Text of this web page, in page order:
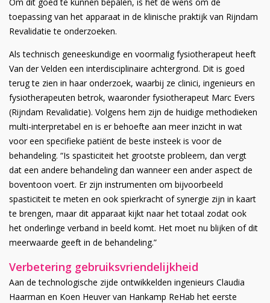
toepassing van het apparaat in de klinische praktijk van Rijndam
Revalidatie te onderzoeken.
Als technisch geneeskundige en voormalig fysiotherapeut heeft
Van der Velden een interdisciplinaire achtergrond. Dit is goed
terug te zien in haar onderzoek, waarbij ze clinici, ingenieurs en
fysiotherapeuten betrok, waaronder fysiotherapeut Marc Evers
(Rijndam Revalidatie). Volgens hem zijn de huidige methodieken
multi-interpretabel en is er behoefte aan meer inzicht in wat
voor een specifieke patiënt de beste insteek is voor de
behandeling. “Is spasticiteit het grootste probleem, dan vergt
dat een andere behandeling dan wanneer een ander aspect de
boventoon voert. Er zijn instrumenten om bijvoorbeeld
spasticiteit te meten en ook spierkracht of synergie zijn in kaart
te brengen, maar dit apparaat kijkt naar het totaal zodat ook
het onderlinge verband in beeld komt. Het moet nu blijken of dit
meerwaarde geeft in de behandeling.”
Verbetering gebruiksvriendelijkheid
Aan de technologische zijde ontwikkelden ingenieurs Claudia
Haarman en Koen Heuver van Hankamp ReHab het eerste